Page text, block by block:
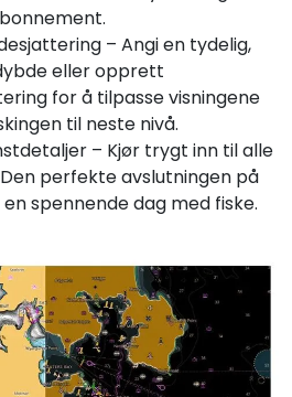
– Angi en tydelig,
eller opprett
for å tilpasse visningene
til neste nivå.
– Kjør trygt inn til alle
perfekte avslutningen på
spennende dag med fiske.